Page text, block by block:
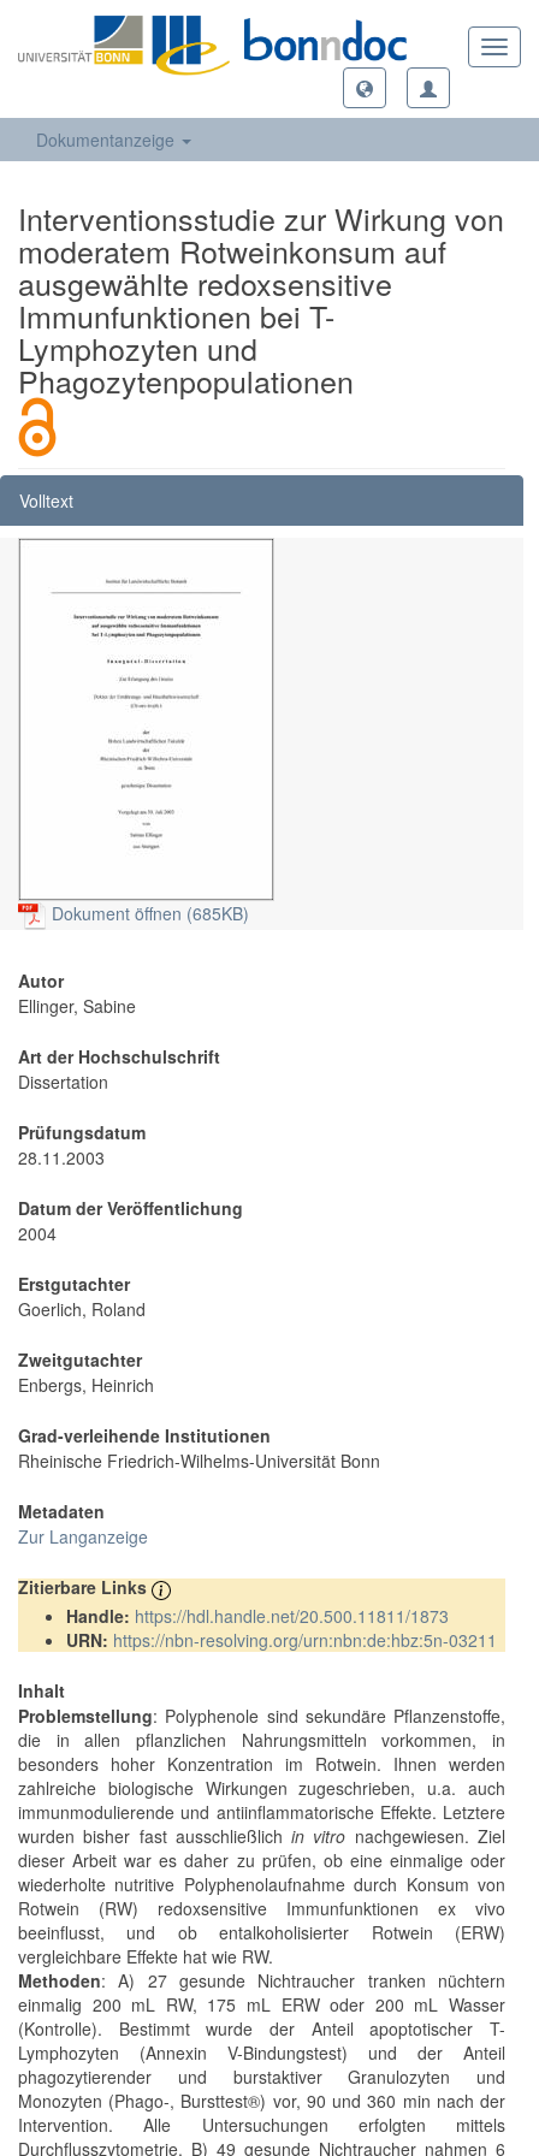
Dokumentanzeige
Interventionsstudie zur Wirkung von
moderatem Rotweinkonsum auf
ausgewählte redoxsensitive
Immunfunktionen bei T-
Lymphozyten und
Phagozytenpopulationen
Volltext
Dokument öffnen (685KB)
Autor
Ellinger, Sabine
Art der Hochschulschrift
Dissertation
Prüfungsdatum
28.11.2003
Datum der Veröffentlichung
2004
Erstgutachter
Goerlich, Roland
Zweitgutachter
Enbergs, Heinrich
Grad-verleihende Institutionen
Rheinische Friedrich-Wilhelms-Universität Bonn
Metadaten
Zur Langanzeige
Zitierbare Links
Handle: https://hdl.handle.net/20.500.11811/1873
URN: https://nbn-resolving.org/urn:nbn:de:hbz:5n-03211
Inhalt
Problemstellung: Polyphenole sind sekundäre Pflanzenstoffe,
die in allen pflanzlichen Nahrungsmitteln vorkommen, in
besonders hoher Konzentration im Rotwein. Ihnen werden
zahlreiche biologische Wirkungen zugeschrieben, u.a. auch
immunmodulierende und antiinflammatorische Effekte. Letztere
wurden bisher fast ausschließlichin vitro nachgewiesen. Ziel
dieser Arbeit war es daher zu prüfen, ob eine einmalige oder
wiederholte nutritive Polyphenolaufnahme durch Konsum von
Rotwein (RW) redoxsensitive Immunfunktionen ex vivo
beeinflusst, und ob entalkoholisierter Rotwein (ERW)
vergleichbare Effekte hat wie RW.
Methoden: A) 27 gesunde Nichtraucher tranken nüchtern
einmalig 200 mL RW, 175 mL ERW oder 200 mL Wasser
(Kontrolle). Bestimmt wurde der Anteil apoptotischer T-
Lymphozyten (Annexin V-Bindungstest) und der Anteil
phagozytierender und burstaktiver Granulozyten und
Monozyten (Phago-, Bursttest®) vor, 90 und 360 min nach der
Intervention. Alle Untersuchungen erfolgten mittels
Durchflusszytometrie. B) 49 gesunde Nichtraucher nahmen 6